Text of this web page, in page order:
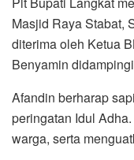
Masjid Raya Stabat,
diterima oleh Ketua
Benyamin
Afandin berharap
peringatan Idul
warga, serta